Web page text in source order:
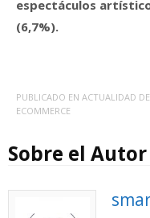
espectáculos
(6,7%).
PUBLICADO EN ACTUALIDAD
ECOMMERCE
Sobre el Autor